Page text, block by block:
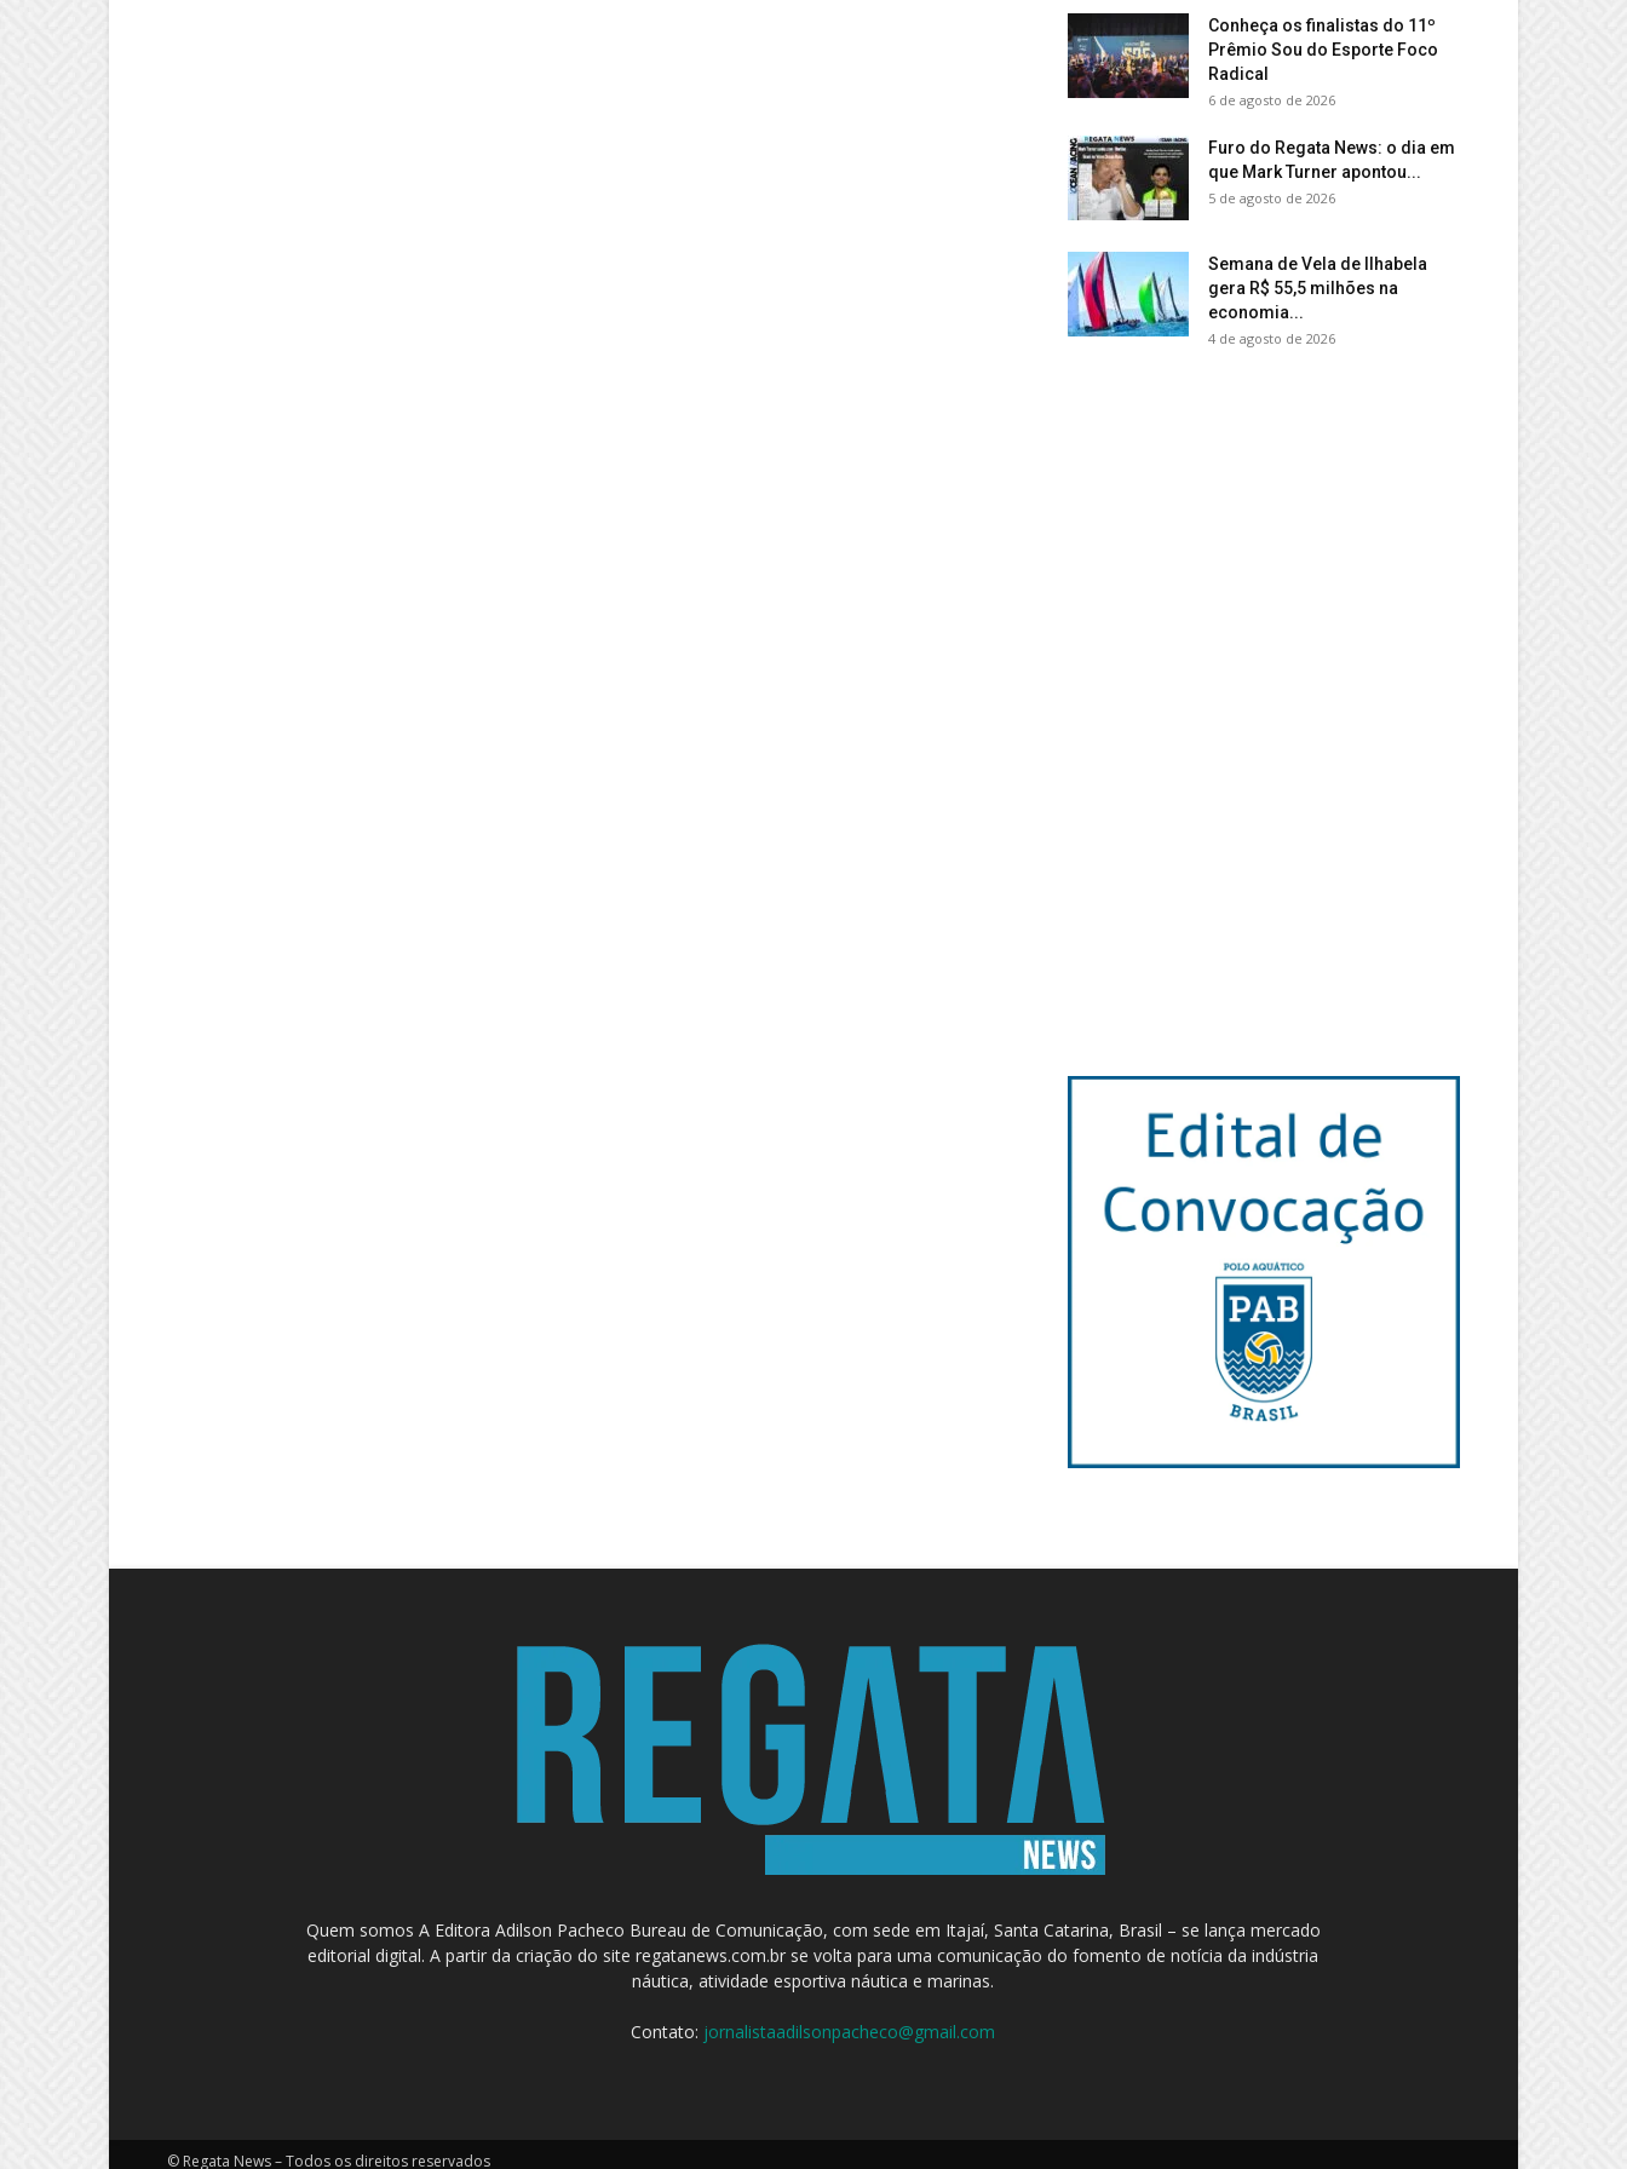
Conheça os finalistas do 11º
Prêmio Sou do Esporte Foco
Radical
6 de agosto de 2026
Furo do Regata News: o dia em
que Mark Turner apontou...
5 de agosto de 2026
Semana de Vela de Ilhabela
gera R$ 55,5 milhões na
economia...
4 de agosto de 2026
Quem somos A Editora Adilson Pacheco Bureau de Comunicação, com sede em Itajaí, Santa Catarina, Brasil – se lança mercado
editorial digital. A partir da criação do site regatanews.com.br se volta para uma comunicação do fomento de notícia da indústria
náutica, atividade esportiva náutica e marinas.
Contato: jornalistaadilsonpacheco@gmail.com
© Regata News – Todos os direitos reservados